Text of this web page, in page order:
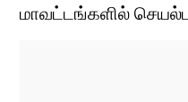
மாவட்டங்களில்